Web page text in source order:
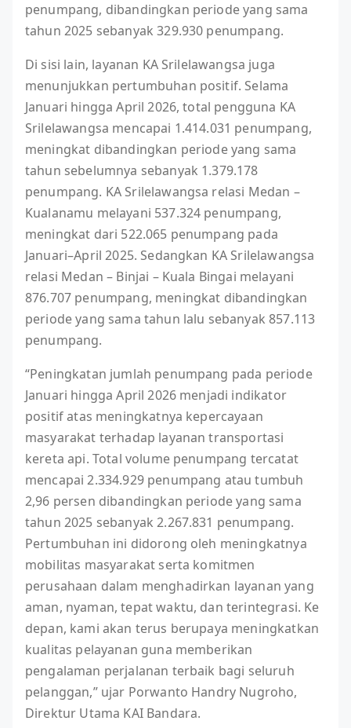
penumpang, dibandingkan periode yang sama
tahun 2025 sebanyak 329.930 penumpang.
Di sisi lain, layanan KA Srilelawangsa juga
menunjukkan pertumbuhan positif. Selama
Januari hingga April 2026, total pengguna KA
Srilelawangsa mencapai 1.414.031 penumpang,
meningkat dibandingkan periode yang sama
tahun sebelumnya sebanyak 1.379.178
penumpang. KA Srilelawangsa relasi Medan –
Kualanamu melayani 537.324 penumpang,
meningkat dari 522.065 penumpang pada
Januari–April 2025. Sedangkan KA Srilelawangsa
relasi Medan – Binjai – Kuala Bingai melayani
876.707 penumpang, meningkat dibandingkan
periode yang sama tahun lalu sebanyak 857.113
penumpang.
“Peningkatan jumlah penumpang pada periode
Januari hingga April 2026 menjadi indikator
positif atas meningkatnya kepercayaan
masyarakat terhadap layanan transportasi
kereta api. Total volume penumpang tercatat
mencapai 2.334.929 penumpang atau tumbuh
2,96 persen dibandingkan periode yang sama
tahun 2025 sebanyak 2.267.831 penumpang.
Pertumbuhan ini didorong oleh meningkatnya
mobilitas masyarakat serta komitmen
perusahaan dalam menghadirkan layanan yang
aman, nyaman, tepat waktu, dan terintegrasi. Ke
depan, kami akan terus berupaya meningkatkan
kualitas pelayanan guna memberikan
pengalaman perjalanan terbaik bagi seluruh
pelanggan,” ujar Porwanto Handry Nugroho,
Direktur Utama KAI Bandara.